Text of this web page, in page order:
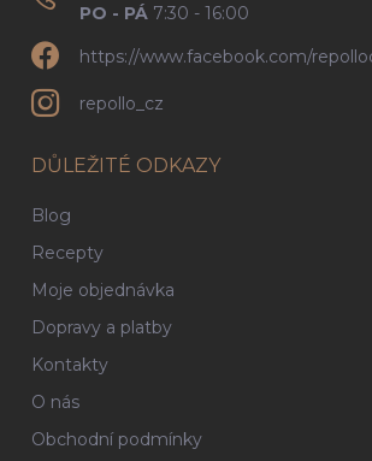
PO - PÁ 7:30 - 16:00
https://www.facebook.com/
repollo_cz
DŮLEŽITÉ ODKAZY
Blog
Recepty
Moje objednávka
Dopravy a platby
Kontakty
O nás
Obchodní podmínky